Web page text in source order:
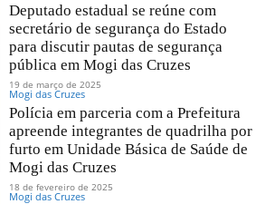
Deputado estadual se reúne com
secretário de segurança do Estado
para discutir pautas de segurança
pública em Mogi das Cruzes
19 de março de 2025
Mogi das Cruzes
Polícia em parceria com a Prefeitura
apreende integrantes de quadrilha por
furto em Unidade Básica de Saúde de
Mogi das Cruzes
18 de fevereiro de 2025
Mogi das Cruzes